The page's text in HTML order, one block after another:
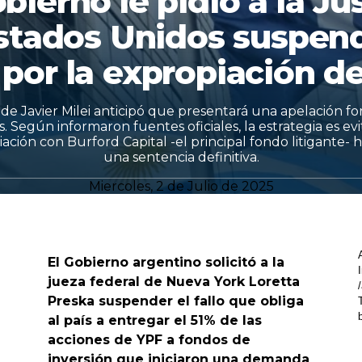
Unidos
la expropiación
Javier Milei anticipó que presentará una apelación
Según informaron fuentes oficiales, la estrategia es
con Burford Capital -el principal fondo litigante-
una sentencia definitiva.
Miercoles, 2 de Julio de 2025
El Gobierno argentino solicitó a la
jueza federal de Nueva York Loretta
Preska suspender el fallo que obliga
al país a entregar el 51% de las
acciones de YPF a fondos de
inversión que iniciaron una demanda